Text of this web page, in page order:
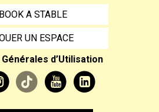
BOOK A STABLE
UN ESPACE
d’Utilisation